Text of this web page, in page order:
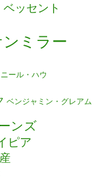
ッセント
ミラー
ニール・ハウ
ベンジャミン・グレアム
ンズ
ピア